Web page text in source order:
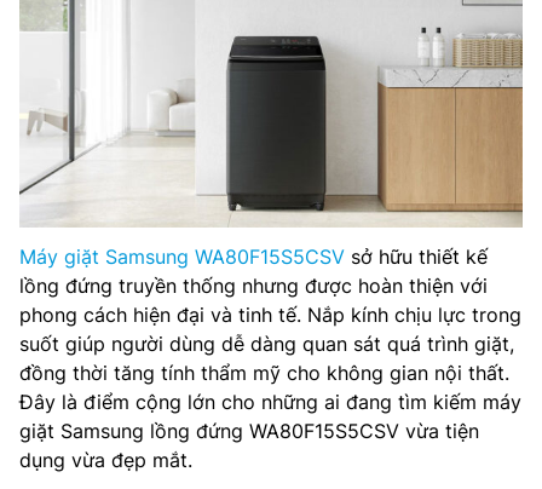
Máy giặt Samsung WA80F15S5CSV sở hữu thiết kế
lồng đứng truyền thống nhưng được hoàn thiện với
phong cách hiện đại và tinh tế. Nắp kính chịu lực trong
suốt giúp người dùng dễ dàng quan sát quá trình giặt,
đồng thời tăng tính thẩm mỹ cho không gian nội thất.
Đây là điểm cộng lớn cho những ai đang tìm kiếm máy
giặt Samsung lồng đứng WA80F15S5CSV vừa tiện
dụng vừa đẹp mắt.